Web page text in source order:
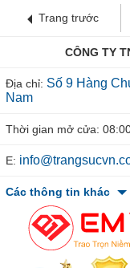
Trang trước
CÔNG TY
Địa chỉ: Số 9 Hàng
Nam
Thời gian mở cửa:
E:
Các thông tin khác